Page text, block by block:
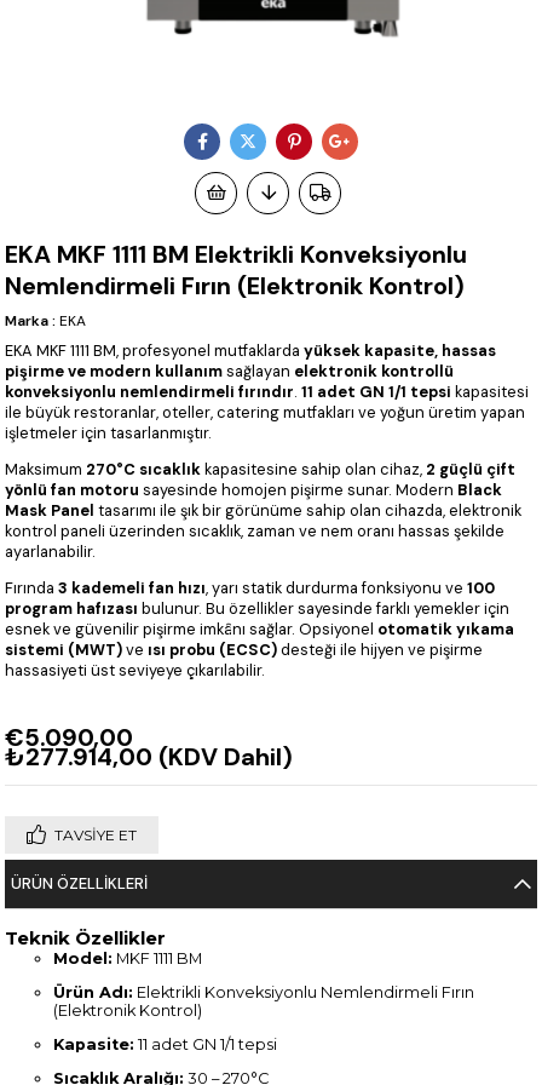
EKA MKF 1111 BM Elektrikli Konveksiyonlu
Nemlendirmeli Fırın (Elektronik Kontrol)
Marka : EKA
EKA MKF 1111 BM, profesyonel mutfaklardayüksek kapasite, hassas
pişirme ve modern kullanımsağlayan elektronik kontrollü
konveksiyonlu nemlendirmeli fırındır.11 adet GN 1/1 tepsi kapasitesi
ile büyük restoranlar, oteller, catering mutfakları ve yoğun üretim yapan
işletmeler için tasarlanmıştır.
Maksimum 270°C sıcaklıkkapasitesine sahip olan cihaz, 2 güçlü çift
yönlü fan motoru sayesinde homojen pişirme sunar. Modern Black
Mask Panel tasarımı ile şık bir görünüme sahip olan cihazda, elektronik
kontrol paneli üzerinden sıcaklık, zaman ve nem oranı hassas şekilde
ayarlanabilir.
Fırında3 kademeli fan hızı, yarı statik durdurma fonksiyonu ve100
program hafızası bulunur. Bu özellikler sayesinde farklı yemekler için
esnek ve güvenilir pişirme imkânı sağlar. Opsiyonel otomatik yıkama
sistemi (MWT)ve ısı probu (ECSC)desteği ile hijyen ve pişirme
hassasiyeti üst seviyeye çıkarılabilir.
€5.090,00
₺277.914,00 (KDV Dahil)
TAVSIYE ET
ÜRÜN ÖZELLIKLERI
Teknik Özellikler
Model: MKF 1111 BM
Ürün Adı: Elektrikli Konveksiyonlu Nemlendirmeli Fırın
(Elektronik Kontrol)
Kapasite: 11 adet GN 1/1 tepsi
Sıcaklık Aralığı: 30 – 270°C